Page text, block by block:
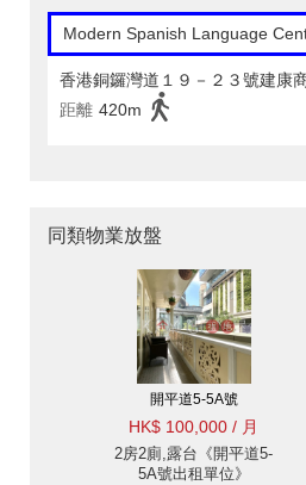
Modern Spanish Language
香港銅鑼灣道１９－２３號建康
距離 420m
同類物業放盤
開平道5-5A號
HK$ 100,000 / 月
2房2廁,露台《開平道5-
5A號出租單位》